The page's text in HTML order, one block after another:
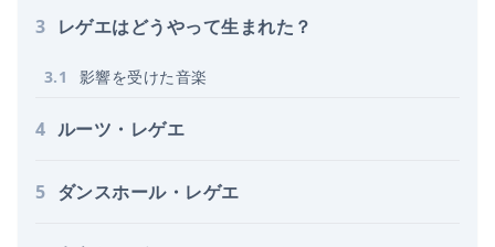
3 レゲエはどうやって生まれた？
3.1 影響を受けた音楽
4 ルーツ・レゲエ
5 ダンスホール・レゲエ